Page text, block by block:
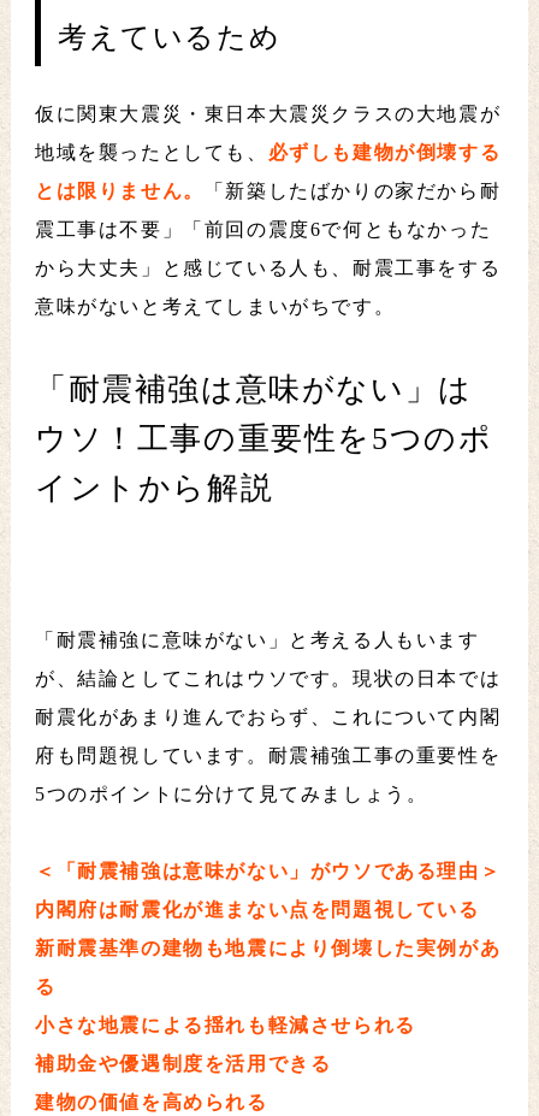
考えているため
仮に関東大震災・東日本大震災クラスの大地震が
地域を襲ったとしても、 必ずしも建物が倒壊する
とは限りません。
「新築したばかりの家だから耐
震工事は不要」「前回の震度6で何ともなかった
から大丈夫」と感じている人も、耐震工事をする
意味がないと考えてしまいがちです。
「耐震補強は意味がない」は
ウソ！工事の重要性を5つのポ
イントから解説
「耐震補強に意味がない」と考える人もいます
が、結論としてこれはウソです。現状の日本では
耐震化があまり進んでおらず、これについて内閣
府も問題視しています。耐震補強工事の重要性を
5つのポイントに分けて見てみましょう。
＜「耐震補強は意味がない」がウソである理由＞
内閣府は耐震化が進まない点を問題視している
新耐震基準の建物も地震により倒壊した実例があ
る
小さな地震による揺れも軽減させられる
補助金や優遇制度を活用できる
建物の価値を高められる